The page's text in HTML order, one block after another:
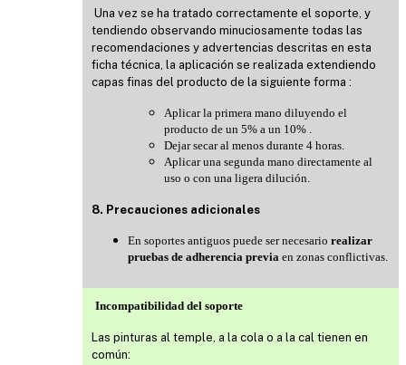
Una vez se ha tratado correctamente el soporte, y
tendiendo observando minuciosamente todas las
recomendaciones y advertencias descritas en esta
ficha técnica, la aplicación se realizada extendiendo
capas finas del producto de la siguiente forma :
Aplicar la primera mano diluyendo el
producto de un 5% a un 10% .
Dejar secar al menos durante 4 horas.
Aplicar una segunda mano directamente al
uso o con una ligera dilución.
8. Precauciones adicionales
En soportes antiguos puede ser necesario realizar
pruebas de adherencia previa en zonas conflictivas.
Incompatibilidad del soporte
Las pinturas al temple, a la cola o a la cal tienen en
común: